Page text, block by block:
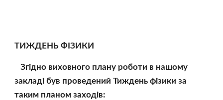
ТИЖДЕНЬ ФІЗИКИ
   Згідно виховного плану роботи в нашому
закладі був проведений Тиждень фізики за
таким планом заходів: